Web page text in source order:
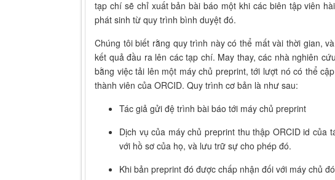
tạp chí sẽ chỉ xuất bản bài báo một khi các biên tập viên
phát sinh từ quy trình bình duyệt đó.
Chúng tôi biết rằng quy trình này có thể mất vài thời gian,
kết quả đầu ra lên các tạp chí. May thay, các nhà nghiên
bằng việc tải lên một máy chủ preprint, tới lượt nó có thể
thành viên của ORCID. Quy trình cơ bản là như sau:
Tác giả gửi đệ trình bài báo tới máy chủ preprint
Dịch vụ của máy chủ preprint thu thập ORCID id
với hồ sơ của họ, và lưu trữ sự cho phép đó.
Khi bản preprint đó được chấp nhận đối với máy chủ